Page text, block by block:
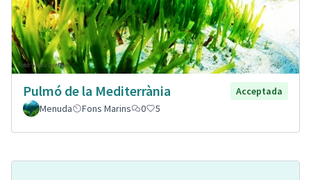
Pulmó de la Mediterrània
Acceptada
Menuda
Fons Marins 0 5